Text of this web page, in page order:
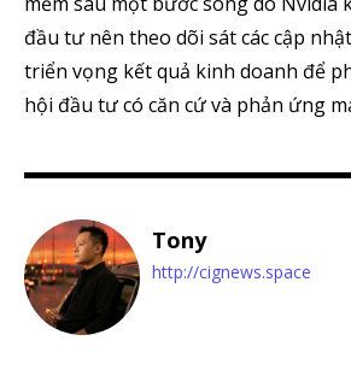
đầu tư nên theo dõi sát các cập
triển vọng kết quả kinh doanh để
hội đầu tư có căn cứ và phản ứng
Tony
http://cignews.space